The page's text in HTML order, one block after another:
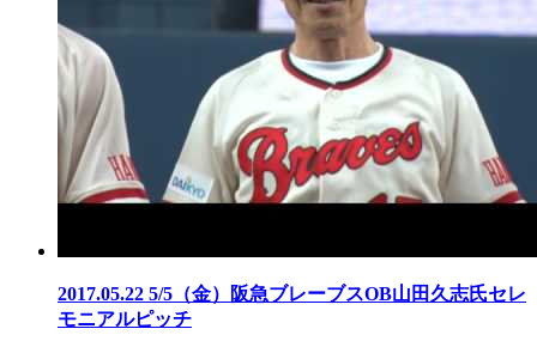
2017.05.22 5/5（金）阪急ブレーブスOB山田久志氏セレ
モニアルピッチ